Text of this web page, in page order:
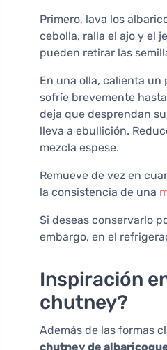
Primero, lava los
cebolla, ralla el ajo y el
pueden retirar las
En una olla, calienta un
sofríe brevemente
deja que desprendan
lleva a ebullición.
mezcla espese.
Remueve de vez en
la consistencia de una
Si deseas conservarlo
embargo, en el
Inspiración
chutney?
Además de las formas
chutney de